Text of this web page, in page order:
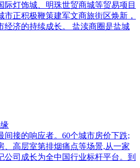
际灯饰城、明珠世贸商城等贸易项目
市正积极鞭策建军文商旅街区焕新，
经济的持续成长。 盐渎商圈是盐城
间接的响应者。60个城市房价下跌;
、高层室第排烟痛点等场景,从一家
公司成长为全中国行业标杆平台。到